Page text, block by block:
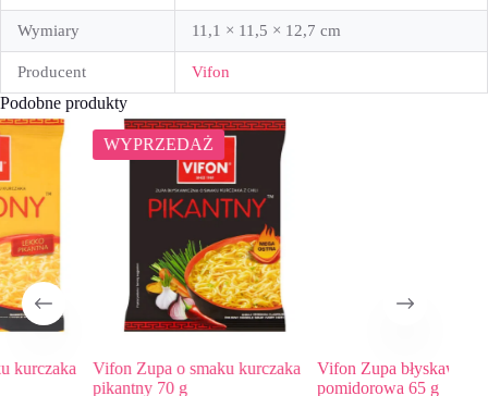
Wymiary 11,1 × 11,5 × 12,7 cm
Producent Vifon
Podobne produkty
WYPRZEDAŻ
Vifon Zupa o smaku kurczaka
pikantny 70 g
Vifon Zupa błyskawiczna
pomidorowa 65 g